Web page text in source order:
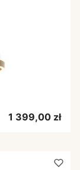
Cena
1 399,00 zł